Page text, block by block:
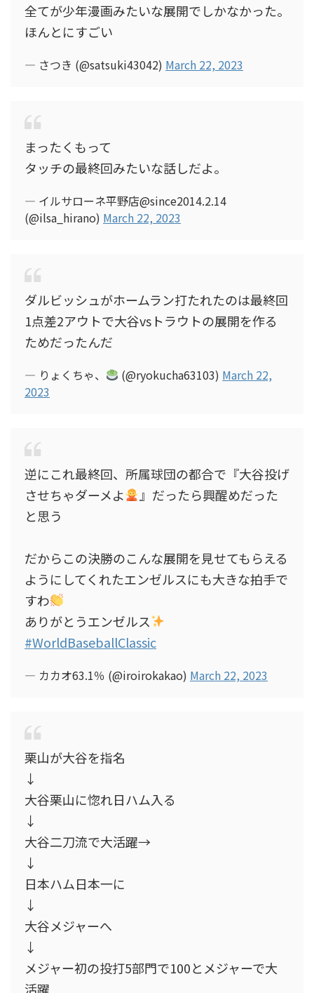
全てが少年漫画みたいな展開でしかなかった。
ほんとにすごい
— さつき (@satsuki43042) March 22, 2023
まったくもって
タッチの最終回みたいな話しだよ。
— イルサローネ平野店@since2014.2.14
(@ilsa_hirano) March 22, 2023
ダルビッシュがホームラン打たれたのは最終回
1点差2アウトで大谷vsトラウトの展開を作る
ためだったんだ
— りょくちゃ、 (@ryokucha63103) March 22,
2023
逆にこれ最終回、所属球団の都合で『大谷投げ
させちゃダーメよ
』だったら興醒めだった
と思う
だからこの決勝のこんな展開を見せてもらえる
ようにしてくれたエンゼルスにも大きな拍手で
すわ
ありがとうエンゼルス
#WorldBaseballClassic
— カカオ63.1％ (@iroirokakao) March 22, 2023
栗山が大谷を指名
↓
大谷栗山に惚れ日ハム入る
↓
大谷二刀流で大活躍→
↓
日本ハム日本一に
↓
大谷メジャーへ
↓
メジャー初の投打5部門で100とメジャーで大
活躍